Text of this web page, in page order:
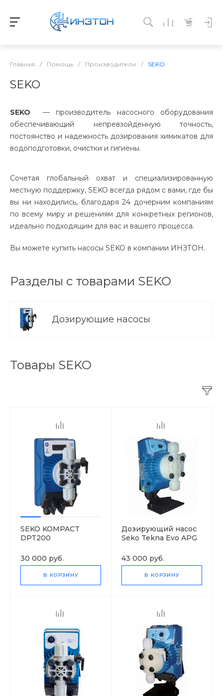
Главная / Помощь / Производители / SEKO
SEKO
SEKO — производитель насосного оборудования
обеспечивающий непревзойденную точность,
постоянство и надежность дозирования химикатов для
водоподготовки, очистки и гигиены.
Сочетая глобальный охват и специализированную
местную поддержку, SEKO всегда рядом с вами, где бы
вы ни находились, благодаря 24 дочерним компаниям
по всему миру и решениям для конкретных регионов,
идеально подходящим для вас и вашего процесса.
Вы можете купить насосы SEKO в компании ИНЗТОН.
Разделы с товарами SEKO
Дозирующие насосы
Товары SEKO
SEKO KOMPACT
DPT200
30 000 руб.
В КОРЗИНУ
Дозирующий насос
Seko Tekna Evo APG
43 000 руб.
В КОРЗИНУ